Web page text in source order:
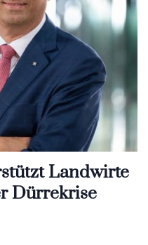
Landwirte
Dürrekrise